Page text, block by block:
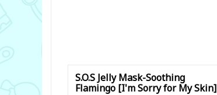
S.O.S Jelly Mask-Soothing
Flamingo [I'm Sorry for My Skin]